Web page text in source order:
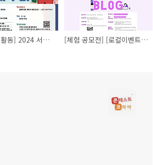
[체험 대외활동] 2024 서울올림픽레거시 투어 [체험 공모전] [로컬이벤트 자원연계 투어프로그램] 버들나들이 블로그체험단 모집